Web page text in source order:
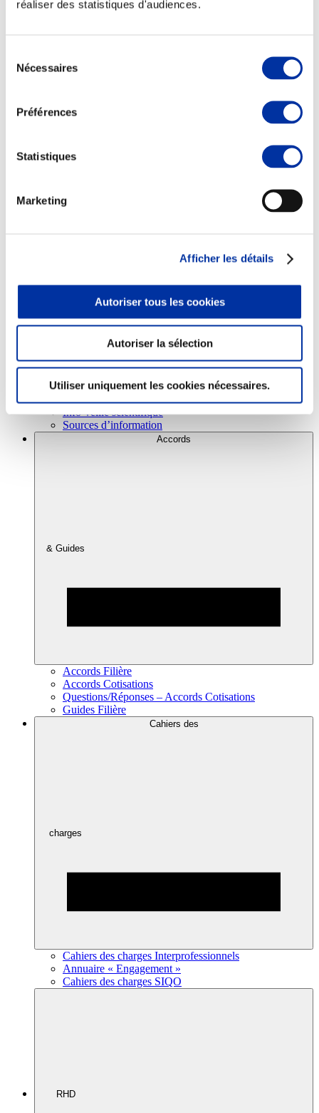
réaliser des statistiques d'audiences.
Nécessaires
Préférences
Statistiques
Marketing
Afficher les détails
Autoriser tous les cookies
Autoriser la sélection
Utiliser uniquement les cookies nécessaires.
Partenaire Climat
Consommation
Viandes et santé
Juste rémunération et attractivité des métiers
Info-veille scientifique
Sources d’information
Accords
& Guides
Accords Filière
Accords Cotisations
Questions/Réponses – Accords Cotisations
Guides Filière
Cahiers des
charges
Cahiers des charges Interprofessionnels
Annuaire « Engagement »
Cahiers des charges SIQO
RHD